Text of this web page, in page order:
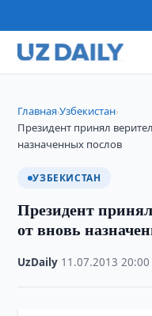
Главная›Узбекистан›
Президент принял
назначенных послов
УЗБЕКИСТАН
Президент
от вновь
UzDaily 11.07.2013 ·20:00